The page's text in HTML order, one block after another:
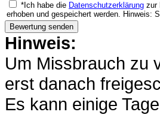
*Ich habe die Datenschutzerklärung zur
erhoben und gespeichert werden. Hinweis:
Hinweis:
Um Missbrauch zu
erst danach
Es kann einige